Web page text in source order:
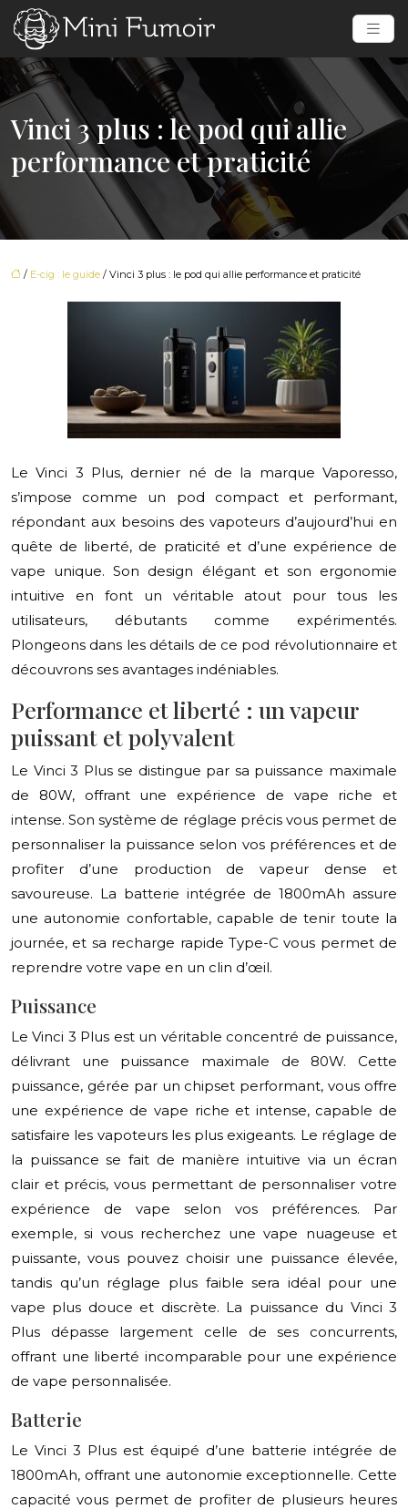
Vinci 3 plus : le pod qui allie
performance et praticité
/ E-cig : le guide / Vinci 3 plus : le pod qui allie performance et praticité
Le Vinci 3 Plus, dernier né de la marque Vaporesso,
s’impose comme un pod compact et performant,
répondant aux besoins des vapoteurs d’aujourd’hui en
quête de liberté, de praticité et d’une expérience de
vape unique. Son design élégant et son ergonomie
intuitive en font un véritable atout pour tous les
utilisateurs, débutants comme expérimentés.
Plongeons dans les détails de ce pod révolutionnaire et
découvrons ses avantages indéniables.
Performance et liberté : un vapeur
puissant et polyvalent
Le Vinci 3 Plus se distingue par sa puissance maximale
de 80W, offrant une expérience de vape riche et
intense. Son système de réglage précis vous permet de
personnaliser la puissance selon vos préférences et de
profiter d’une production de vapeur dense et
savoureuse. La batterie intégrée de 1800mAh assure
une autonomie confortable, capable de tenir toute la
journée, et sa recharge rapide Type-C vous permet de
reprendre votre vape en un clin d’œil.
Puissance
Le Vinci 3 Plus est un véritable concentré de puissance,
délivrant une puissance maximale de 80W. Cette
puissance, gérée par un chipset performant, vous offre
une expérience de vape riche et intense, capable de
satisfaire les vapoteurs les plus exigeants. Le réglage de
la puissance se fait de manière intuitive via un écran
clair et précis, vous permettant de personnaliser votre
expérience de vape selon vos préférences. Par
exemple, si vous recherchez une vape nuageuse et
puissante, vous pouvez choisir une puissance élevée,
tandis qu’un réglage plus faible sera idéal pour une
vape plus douce et discrète. La puissance du Vinci 3
Plus dépasse largement celle de ses concurrents,
offrant une liberté incomparable pour une expérience
de vape personnalisée.
Batterie
Le Vinci 3 Plus est équipé d’une batterie intégrée de
1800mAh, offrant une autonomie exceptionnelle. Cette
capacité vous permet de profiter de plusieurs heures